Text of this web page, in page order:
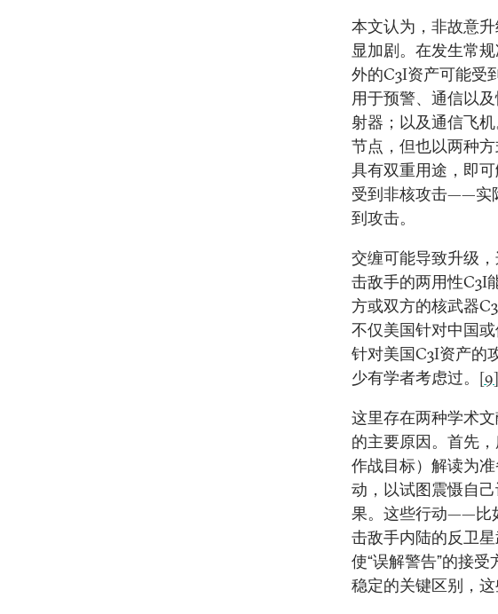
本文认为，非故意
显加剧。在发生常
外的C3I资产可能受
用于预警、通信以
射器；以及通信飞机
节点，但也以两种方
具有双重用途，即
受到非核攻击——实
到攻击。
交缠可能导致升级
击敌手的两用性C3I
方或双方的核武器
不仅美国针对中国
针对美国C3I资产的
少有学者考虑过。 [9]
这里存在两种学术
的主要原因。首先
作战目标）解读为
动，以试图震慑自
果。这些行动——比
击敌手内陆的反卫
使“误解警告”的接
稳定的关键区别，这